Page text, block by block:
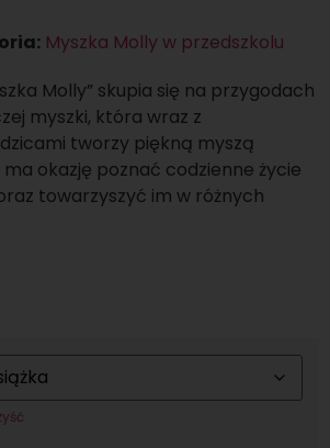
Myszka Molly w przedszkolu
Molly” skupia się na przygodach
myszki, która wraz z
tworzy piękną myszą
okazję poznać codzienne życie
towarzyszyć im w różnych